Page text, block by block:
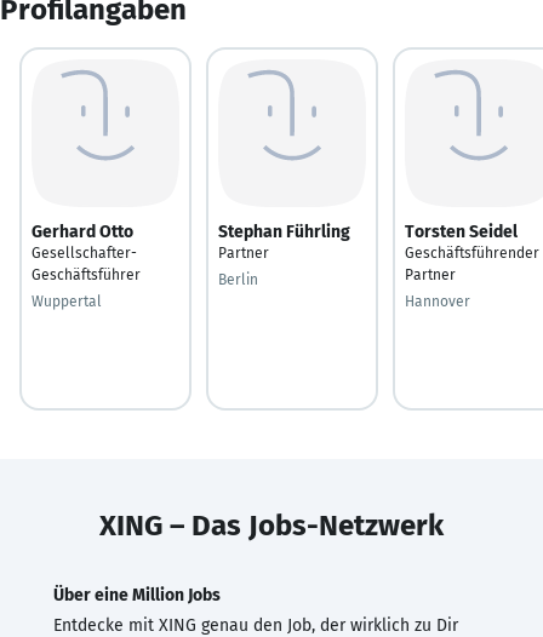
Profilangaben
Gerhard Otto
Gesellschafter-
Geschäftsführer
Wuppertal
Stephan Führling
Partner
Berlin
Torsten Seidel
Geschäftsführender
Partner
Hannover
XING – Das Jobs-Netzwerk
Über eine Million Jobs
Entdecke mit XING genau den Job, der wirklich zu Dir